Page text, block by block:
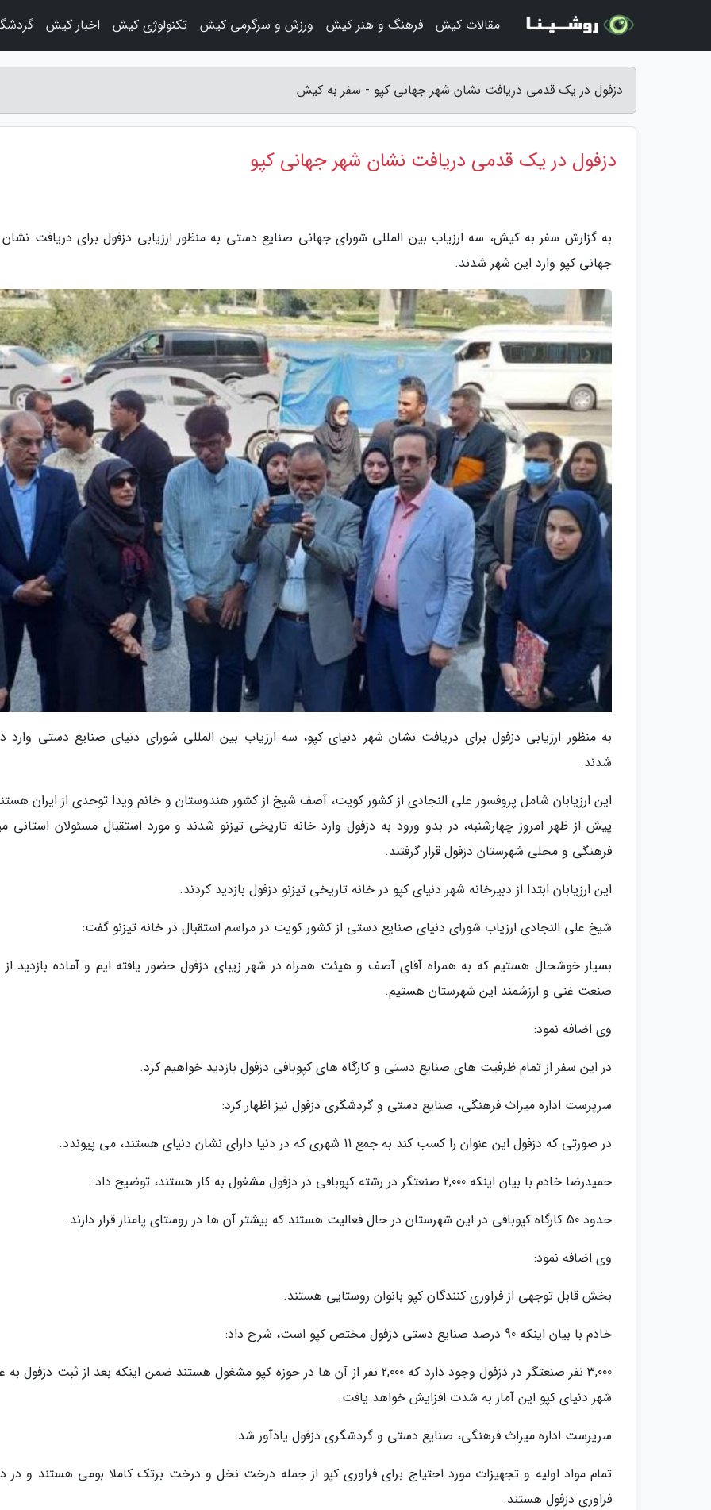
دزفول در یک قدمی دریافت نشان شهر جهانی کپو - سفر به کیش
دزفول در یک قدمی دریافت نشان شهر جهانی کپو
به گزارش سفر به کیش، سه ارزیاب بین المللی شورای جهانی صنایع دستی به منظور ارزیابی دزفول برای دریافت
جهانی کپو وارد این شهر شدند.
به منظور ارزیابی دزفول برای دریافت نشان شهر دنیای کپو، سه ارزیاب بین المللی شورای دنیای صنایع دستی وارد
شدند.
این ارزیابان شامل پروفسور علی النجادی از کشور کویت، آصف شیخ از کشور هندوستان و خانم ویدا توحدی از ایران
پیش از ظهر امروز چهارشنبه، در بدو ورود به دزفول وارد خانه تاریخی تیزنو شدند و مورد استقبال مسئولان استانی
فرهنگی و محلی شهرستان دزفول قرار گرفتند.
این ارزیابان ابتدا از دبیرخانه شهر دنیای کپو در خانه تاریخی تیزنو دزفول بازدید کردند.
شیخ علی النجادی ارزیاب شورای دنیای صنایع دستی از کشور کویت در مراسم استقبال در خانه تیزنو گفت:
بسیار خوشحال هستیم که به همراه آقای آصف و هیئت همراه در شهر زیبای دزفول حضور یافته ایم و آماده بازدید از
صنعت غنی و ارزشمند این شهرستان هستیم.
وی اضافه نمود:
در این سفر از تمام ظرفیت های صنایع دستی و کارگاه های کپوبافی دزفول بازدید خواهیم کرد.
سرپرست اداره میراث فرهنگی، صنایع دستی و گردشگری دزفول نیز اظهار کرد:
در صورتی که دزفول این عنوان را کسب کند به جمع 11 شهری که در دنیا دارای نشان دنیای هستند، می پیوندد.
حمیدرضا خادم با بیان اینکه 2,000 صنعتگر در رشته کپوبافی در دزفول مشغول به کار هستند، توضیح داد:
حدود 50 کارگاه کپوبافی در این شهرستان در حال فعالیت هستند که بیشتر آن ها در روستای پامنار قرار دارند.
وی اضافه نمود:
بخش قابل توجهی از فراوری کنندگان کپو بانوان روستایی هستند.
خادم با بیان اینکه 90 درصد صنایع دستی دزفول مختص کپو است، شرح داد:
3,000 نفر صنعتگر در دزفول وجود دارد که 2,000 نفر از آن ها در حوزه کپو مشغول هستند ضمن اینکه بعد از ثبت دزفول
شهر دنیای کپو این آمار به شدت افزایش خواهد یافت.
سرپرست اداره میراث فرهنگی، صنایع دستی و گردشگری دزفول یادآور شد:
تمام مواد اولیه و تجهیزات مورد احتیاج برای فراوری کپو از جمله درخت نخل و درخت برتک کاملا بومی هستند و در
فراوری دزفول هستند.
مقالات کیش فرهنگ و هنر کیش ورزش و سرگرمی کیش تکنولوژی کیش اخبار کیش